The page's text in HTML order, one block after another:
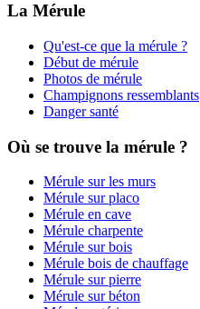
La Mérule
Qu'est-ce que la mérule ?
Début de mérule
Photos de mérule
Champignons ressemblants
Danger santé
Où se trouve la mérule ?
Mérule sur les murs
Mérule sur placo
Mérule en cave
Mérule charpente
Mérule sur bois
Mérule bois de chauffage
Mérule sur pierre
Mérule sur béton